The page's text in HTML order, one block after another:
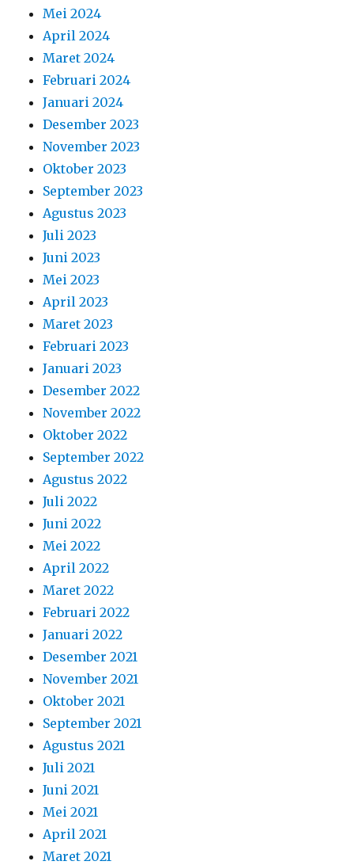
Mei 2024
April 2024
Maret 2024
Februari 2024
Januari 2024
Desember 2023
November 2023
Oktober 2023
September 2023
Agustus 2023
Juli 2023
Juni 2023
Mei 2023
April 2023
Maret 2023
Februari 2023
Januari 2023
Desember 2022
November 2022
Oktober 2022
September 2022
Agustus 2022
Juli 2022
Juni 2022
Mei 2022
April 2022
Maret 2022
Februari 2022
Januari 2022
Desember 2021
November 2021
Oktober 2021
September 2021
Agustus 2021
Juli 2021
Juni 2021
Mei 2021
April 2021
Maret 2021